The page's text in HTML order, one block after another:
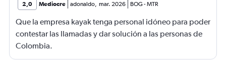
2,0 Mediocre adonaldo, mar. 2026 BOG-MTR
Que la empresa kayak tenga personal idóneo para poder
contestar las llamadas y dar solución a las personas de
Colombia.